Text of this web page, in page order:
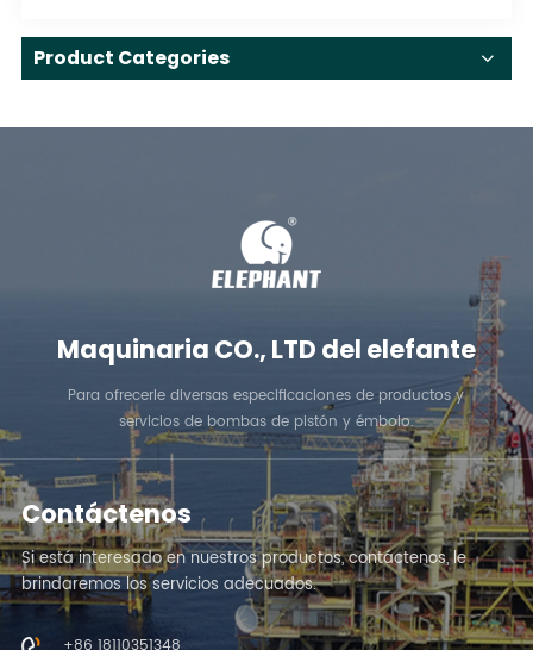
Product Categories
Maquinaria CO., LTD del elefante
Para ofrecerle diversas especificaciones de productos y
servicios de bombas de pistón y émbolo.
Contáctenos
Si está interesado en nuestros productos, contáctenos, le
brindaremos los servicios adecuados.